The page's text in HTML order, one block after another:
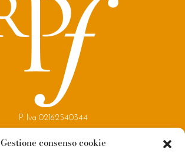
Gestione consenso cookie
P. Iva 02162540344
Reggio Parma Festival